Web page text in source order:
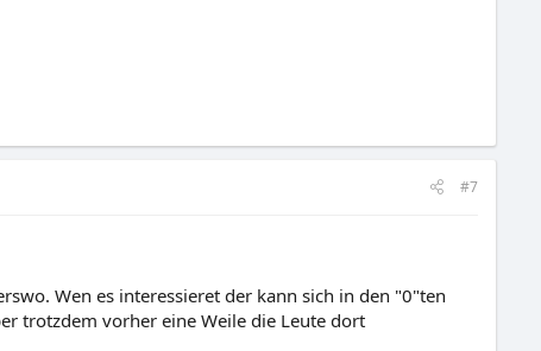
#7
Wen es interessieret der kann sich in den "0"ten
trotzdem vorher eine Weile die Leute dort